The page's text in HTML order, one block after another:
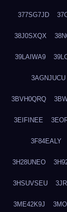
377SG7JD
38J0SXQX
39LAIWA9
3AGNJUCU
3BVH0QRQ
3EIFINEE
3F84EALY
3H28UNEO
3HSUVSEU
3ME42K9J